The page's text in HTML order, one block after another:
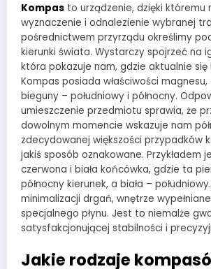
Kompas to urządzenie, dzięki któremu
wyznaczenie i odnalezienie wybranej
pośrednictwem przyrządu określimy
kierunki świata. Wystarczy spojrzeć na
która pokazuje nam, gdzie aktualnie się
Kompas posiada właściwości
bieguny – południowy i północny.
umieszczenie przedmiotu sprawia, że
dowolnym momencie wskazuje nam
zdecydowanej większości przypadków
jakiś sposób oznakowane. Przykładem
czerwona i biała końcówka, gdzie ta
północny kierunek, a biała –
minimalizacji drgań, wnętrze
specjalnego płynu. Jest to niemalże
satysfakcjonującej stabilności i
Jakie rodzaje